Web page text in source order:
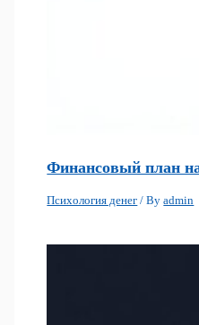
Финансовый план
Психология денег / Byadmin